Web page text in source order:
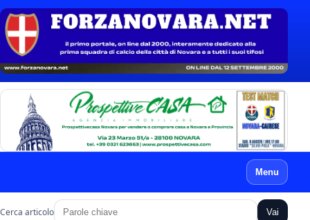
Menu
Cerca articolo Vai